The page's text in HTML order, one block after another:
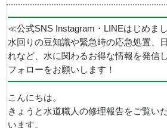
≪公式SNS Instagram・LINEはじめま
水回りの豆知識や緊急時の応急処置、
れなど、水に関わるお得な情報を発信
フォローをお願いします！
こんにちは。
きょうと水道職人の修理報告をご覧い
います。